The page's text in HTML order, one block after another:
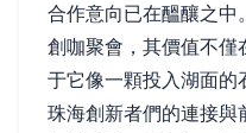
合作意向已在醞釀之中
創咖聚會，其價值不僅
于它像一顆投入湖面的
珠海創新者們的連接與